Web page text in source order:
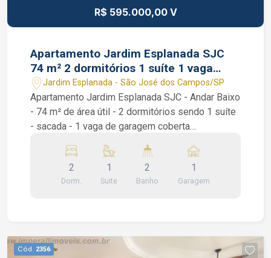
R$ 595.000,00 V
Apartamento Jardim Esplanada SJC
74 m² 2 dormitórios 1 suíte 1 vaga
garagem coberta
Jardim Esplanada - São José dos Campos/SP
Apartamento Jardim Esplanada SJC - Andar Baixo
- 74 m² de área útil - 2 dormitórios sendo 1 suíte
- sacada - 1 vaga de garagem coberta
dormitórios sendo 1 suíte com armário planejado,
sala de 2 ambientes com sacada, banheiro social,
lavabo, área de serviço e uma cozinha repleta de
CRECI 234.934 Whatsapp (12) 99668-3140
2
Dorm.
1
Suite
2
Banho
1
Garagem
Cód. 2356